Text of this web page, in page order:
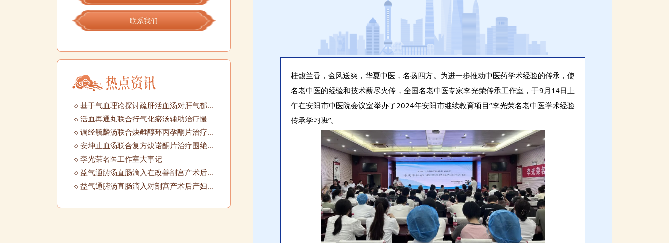
联系我们
基于气血理论探讨疏肝活血汤对肝气郁结型围绝经期综合征肠道菌群、神经内分泌功能的影响
活血再通丸联合行气化瘀汤辅助治疗慢性盆腔炎合并输卵管堵塞的效果观察
调经毓麟汤联合炔雌醇环丙孕酮片治疗肾虚血瘀型多囊卵巢综合征的疗效及对患者性激素水平及妊娠结局的影响
安坤止血汤联合复方炔诺酮片治疗围绝经期功血的效果
李光荣名医工作室大事记
益气通腑汤直肠滴入在改善剖宫产术后产妇胃肠功能中的价值
益气通腑汤直肠滴入对剖宫产术后产妇胃肠功能恢复及母乳喂养水平的影响
桂馥兰香，金风送爽，华夏中医，名扬四方。为进一步推动中医药学术经验的传承，使
名老中医的经验和技术薪尽火传，全国名老中医专家李光荣传承工作室，于9月14日上
午在安阳市中医院会议室举办了2024年安阳市继续教育项目“李光荣名老中医学术经验
传承学习班”。